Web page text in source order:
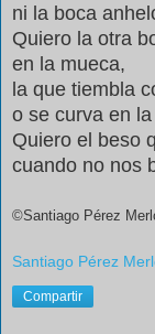
ni la boca
Quiero la otra
en la mueca,
la que tiembla
o se curva en
Quiero el beso
cuando no nos
©Santiago Pérez
Santiago Pérez
Compartir